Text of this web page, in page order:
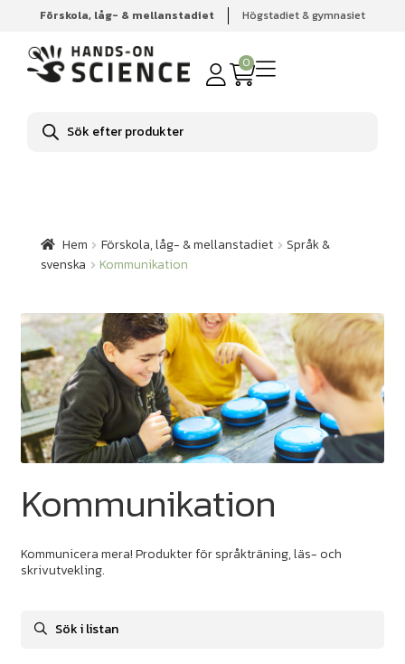
Förskola, låg- & mellanstadiet Högstadiet & gymnasiet
0
Produktsökning
Hem Förskola, låg- & mellanstadiet
Språk & svenska
Kommunikation
Hem Förskola, låg- & mellanstadiet
Språk &
svenska
Kommunikation
Kommunikation
Kommunicera mera! Produkter för språkträning, läs- och
skrivutvekling.